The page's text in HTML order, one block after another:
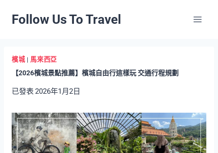
Follow Us To Travel
檳城| 馬來西亞
【2026檳城景點推薦】檳城自由行這樣玩 交通行程規劃
已發表2026年1月2日